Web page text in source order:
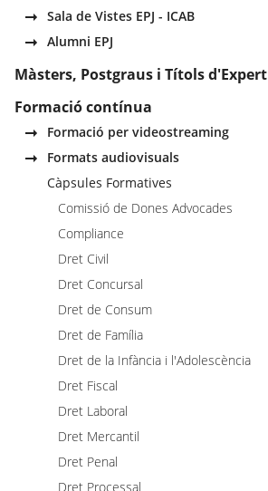
Sala de Vistes EPJ - ICAB
Alumni EPJ
Màsters, Postgraus i Títols d'Expert
Formació contínua
Formació per videostreaming
Formats audiovisuals
Càpsules Formatives
Comissió de Dones Advocades
Compliance
Dret Civil
Dret Concursal
Dret de Consum
Dret de Família
Dret de la Infància i l'Adolescència
Dret Fiscal
Dret Laboral
Dret Mercantil
Dret Penal
Dret Processal